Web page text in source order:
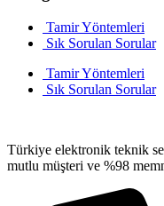
Tamir Yöntemleri
Sık Sorulan Sorular
Tamir Yöntemleri
Sık Sorulan Sorular
Türkiye elektronik teknik
mutlu müşteri ve %98